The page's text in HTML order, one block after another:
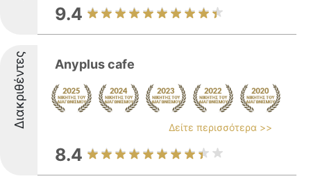
9.4
Διακριθέντες Anyplus cafe
Δείτε περισσότερα >>
8.4